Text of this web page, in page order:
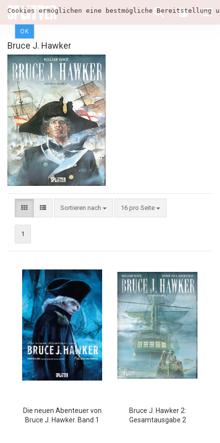
Cookies ermöglichen eine bestmögliche
OK
Bruce J. Hawker
Sortieren nach 16 pro Seite
1
Die neuen Abenteuer von
Bruce J. Hawker. Band 1
Bruce J. Hawker 2:
Gesamtausgabe 2